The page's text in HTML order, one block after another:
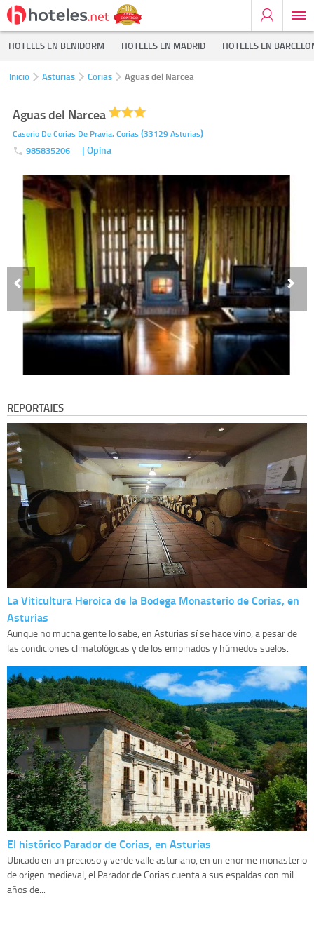
HOTELES EN BENIDORM HOTELES EN MADRID HOTELES EN
Inicio Asturias Corias Aguas del Narcea
Aguas del Narcea
Caserio De Corias De Pravia,Corias (33129Asturias)
985835206 | Opina
REPORTAJES
La Viticultura Heroica de la Bodega Monasterio de Corias, en
Asturias
Aunque no mucha gente lo sabe, en Asturias sí se hace vino, a pesar de
las condiciones climatológicas y de los empinados y húmedos suelos.
El histórico Parador de Corias, en Asturias
Ubicado en un precioso y verde valle asturiano, en un enorme monasterio
de origen medieval, el Parador de Corias cuenta a sus espaldas con mil
años de...